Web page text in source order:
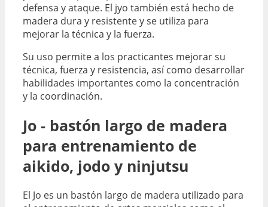
defensa y ataque. El jyo también está hecho de
madera dura y resistente y se utiliza para
mejorar la técnica y la fuerza.
Su uso permite a los practicantes mejorar su
técnica, fuerza y resistencia, así como desarrollar
habilidades importantes como la concentración
y la coordinación.
Jo - bastón largo de madera
para entrenamiento de
aikido, jodo y ninjutsu
El Jo es un bastón largo de madera utilizado para